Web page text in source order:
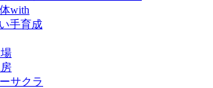
with
手育成
サクラ